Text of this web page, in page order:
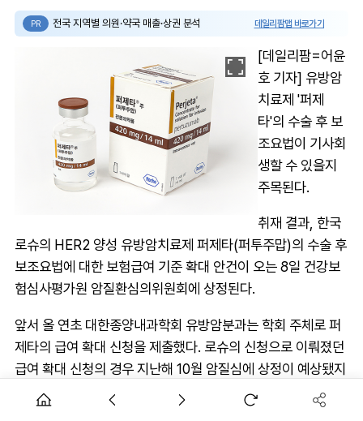
PR 전국 지역별 의원·약국 매출·상권 분석 데일리팜맵 바로가기
[데일리팜=어윤
호 기자] 유방암
치료제 '퍼제
타'의 수술 후 보
조요법이 기사회
생할 수 있을지
주목된다.
취재 결과, 한국
로슈의 HER2 양성 유방암치료제 퍼제타(퍼투주맙)의 수술 후
보조요법에 대한 보험급여 기준 확대 안건이 오는 8일 건강보
험심사평가원 암질환심의위원회에 상정된다.
앞서 올 연초 대한종양내과학회 유방암분과는 학회 주체로 퍼
제타의 급여 확대 신청을 제출했다. 로슈의 신청으로 이뤄졌던
급여 확대 신청의 경우 지난해 10월 암질심에 상정이 예상됐지
만, 선별급여 약제 기준 정비를 이유로 논의 자체가 무산됐다.